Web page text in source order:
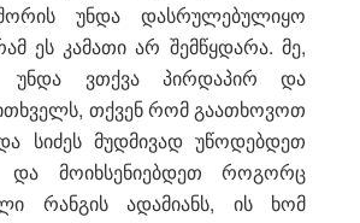
უნდა დასრულებულიყო
ეს კამათი არ შემწყდარა. მე,
უნდა ვთქვა პირდაპირ და
თქვენ რომ გაათხოვოთ
სიძეს მუდმივად უწოდებდეთ
და მოიხსენიებდეთ როგორც
რანგის ადამიანს, ის ხომ